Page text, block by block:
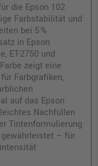
die Epson 102
Farbstabilität und
bei 5 %
in Epson
ET-2750 und
zeigt eine
Farbgrafiken,
auf das Epson
Nachfüllen
Tintenformulierung
– für